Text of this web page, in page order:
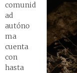
comunid
ad
autóno
ma
cuenta
con
hasta